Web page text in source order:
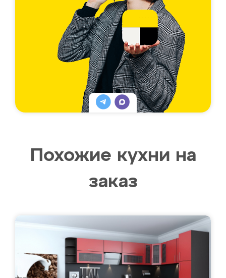
Похожие кухни на
заказ